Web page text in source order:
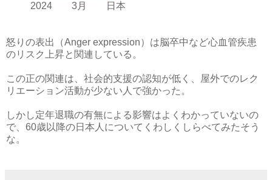
2024 3月 日本
怒りの表出（Anger expression）は脳卒中など心血管疾患
のリスク上昇と関連している。
この正の関連は、社会的支援の認知が低く、屋外でのレク
リエーション活動が少ない人で強かった。
しかし定年退職の有無による影響はよくわかっていないの
で、60歳以降の日本人についてくわしくしらべてみたそう
な。